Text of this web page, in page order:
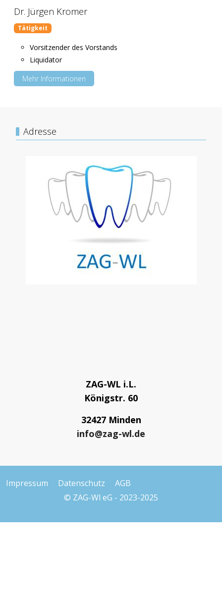
Dr. Jürgen Kromer
Tätigkeit
Vorsitzender des Vorstands
Liquidator
Mehr Informationen
Adresse
ZAG-WL i.L.
Königstr. 60
32427 Minden
info@zag-wl.de
Impressum Datenschutz
AGB
© ZAG-Wl eG - 2023-2025